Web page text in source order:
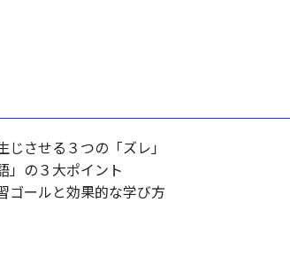
させる３つの「ズレ」
」の３大ポイント
ゴールと効果的な学び方